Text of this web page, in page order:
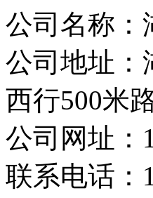
公司名称：
公司地址：
西行500米
公司网址：
联系电话：